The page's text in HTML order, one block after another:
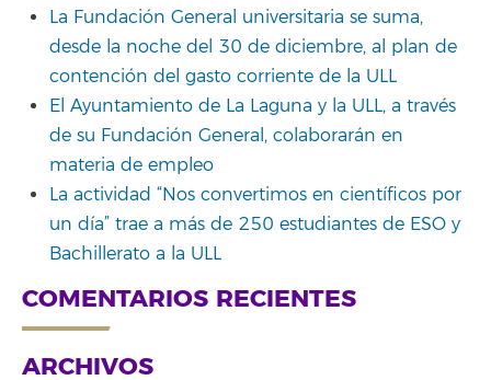
La Fundación General universitaria se suma,
desde la noche del 30 de diciembre, al plan de
contención del gasto corriente de la ULL
El Ayuntamiento de La Laguna y la ULL, a través
de su Fundación General, colaborarán en
materia de empleo
La actividad “Nos convertimos en científicos por
un día” trae a más de 250 estudiantes de ESO y
Bachillerato a la ULL
COMENTARIOS RECIENTES
ARCHIVOS